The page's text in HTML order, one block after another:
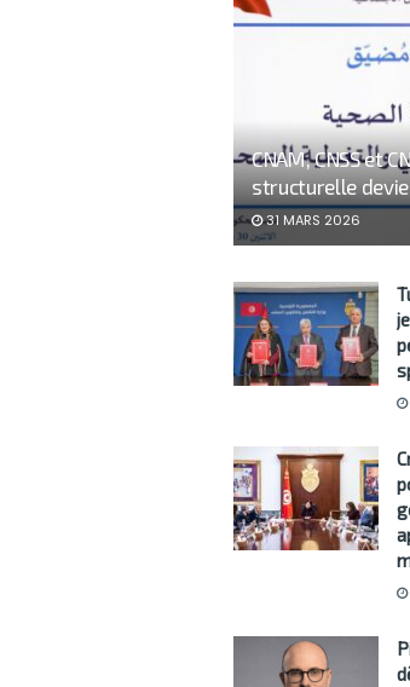
CNAM, CNSS et
structurelle
31 MARS 2026